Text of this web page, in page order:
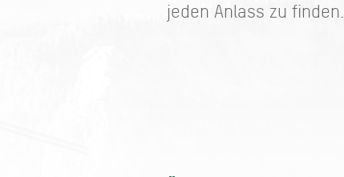
jeden Anlass zu finden.